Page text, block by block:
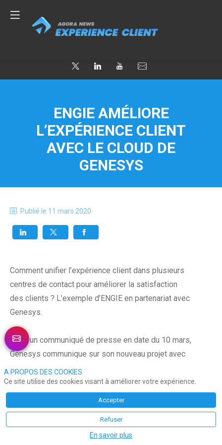
ENGIE AMÉLIORE
L’EXPÉRIENCE CLIENT
AVEC LE CLOUD DE
GENESYS
Publié le 11 mars 2020
Comment unifier l’expérience client dans plusieurs
centres de contact pour améliorer la satisfaction
des clients ? L’exemple d’ENGIE en partenariat avec
Genesys.
Dans un communiqué de presse en date du 10 mars,
Genesys communique sur son nouveau projet avec
Engie, 3 mois après son lancement.
Pour améliorer son expérience client, ENGIE a
évolué de l’utilisation de plusieurs technologies
traditionnelles sur site vers une solution unifiée de
Genesys®, un des leaders dans le cloud spécialisé
A PROPOS DES COOKIES
Ce site utilise des cookies visant à améliorer votre expérience.
Accepter
Refuser
En savoir plus